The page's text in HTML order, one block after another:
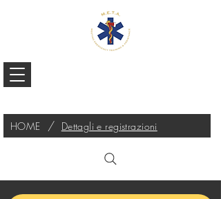
HOME / Dettagli e registrazioni